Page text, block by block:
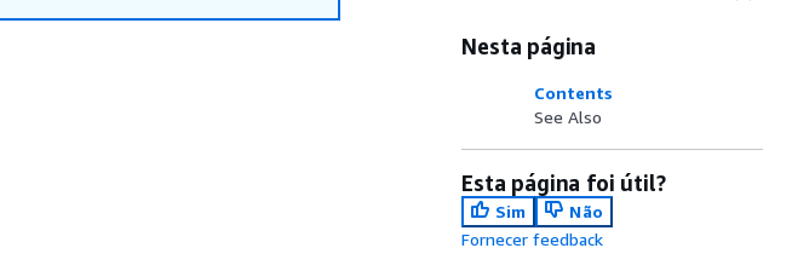
Nesta página
Contents
See Also
Esta página foi útil?
Sim
Não
Fornecer feedback